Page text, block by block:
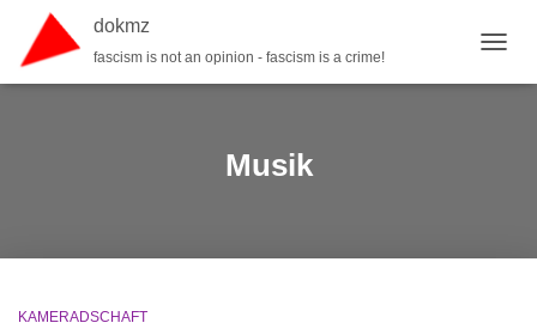
dokmz
fascism is not an opinion - fascism is a crime!
Musik
KAMERADSCHAFT